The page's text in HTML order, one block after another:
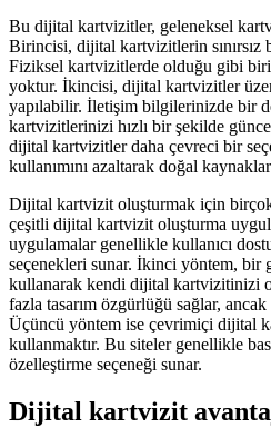
Bu dijital kartvizitler, geleneksel
Birincisi, dijital kartvizitlerin sınırsız
Fiziksel kartvizitlerde olduğu gibi
yoktur. İkincisi, dijital kartvizitler
yapılabilir. İletişim bilgilerinizde bir
kartvizitlerinizi hızlı bir şekilde
dijital kartvizitler daha çevreci bir
kullanımını azaltarak doğal
Dijital kartvizit oluşturmak için
çeşitli dijital kartvizit oluşturma
uygulamalar genellikle kullanıcı
seçenekleri sunar. İkinci yöntem, bir
kullanarak kendi dijital kartvizitinizi
fazla tasarım özgürlüğü sağlar,
Üçüncü yöntem ise çevrimiçi dijital
kullanmaktır. Bu siteler genellikle
özelleştirme seçeneği sunar.
Dijital kartvizit